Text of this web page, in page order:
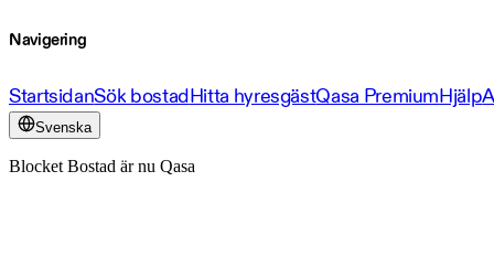
Navigering
StartsidanSök bostadHitta hyresgästQasa PremiumHjälp
Svenska
Blocket Bostad är nu Qasa